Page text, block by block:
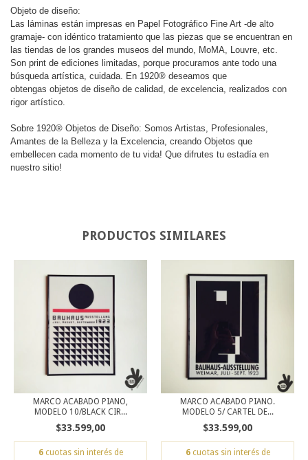
Objeto de diseño:
Las láminas están impresas en Papel Fotográfico Fine Art -de alto
gramaje- con idéntico tratamiento que las piezas que se encuentran en
las tiendas de los grandes museos del mundo, MoMA, Louvre, etc.
Son print de ediciones limitadas, porque procuramos ante todo una
búsqueda artística, cuidada. En 1920® deseamos que
obtengas objetos de diseño de calidad, de excelencia, realizados con
rigor artístico.
Sobre 1920® Objetos de Diseño: Somos Artistas, Profesionales,
Amantes de la Belleza y la Excelencia, creando Objetos que
embellecen cada momento de tu vida! Que difrutes tu estadía en
nuestro sitio!
PRODUCTOS SIMILARES
MARCO ACABADO PIANO,
MODELO 10/BLACK CIR...
$33.599,00
6 cuotas sin interés de
MARCO ACABADO PIANO.
MODELO 5/ CARTEL DE...
$33.599,00
6 cuotas sin interés de